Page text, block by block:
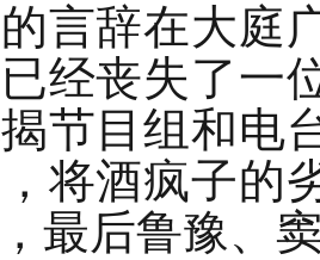
言辞在大庭
经丧失了一
节目组和电
将酒疯子的
最后鲁豫、